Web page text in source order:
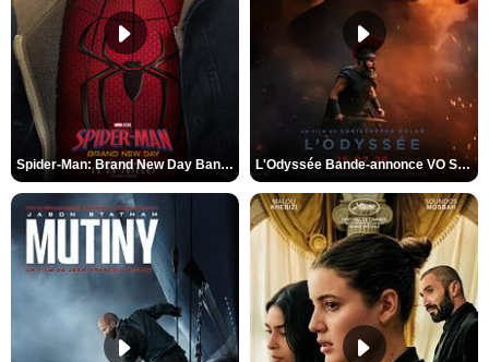
Spider-Man: Brand New Day Bande-annonce VO STFR L'Odyssée Bande-annonce VO STFR